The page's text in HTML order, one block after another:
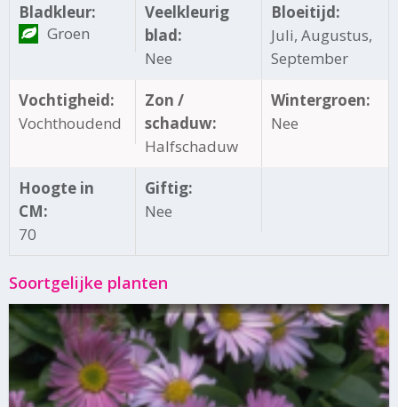
Bladkleur:
Groen
Veelkleurig
blad:
Nee
Bloeitijd:
Juli, Augustus,
September
Vochtigheid:
Vochthoudend
Zon /
schaduw:
Halfschaduw
Wintergroen:
Nee
Hoogte in
CM:
70
Giftig:
Nee
Soortgelijke planten